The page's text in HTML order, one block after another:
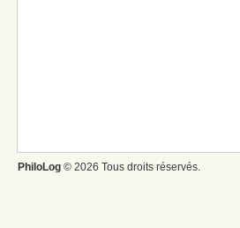
PhiloLog © 2026 Tous droits réservés.